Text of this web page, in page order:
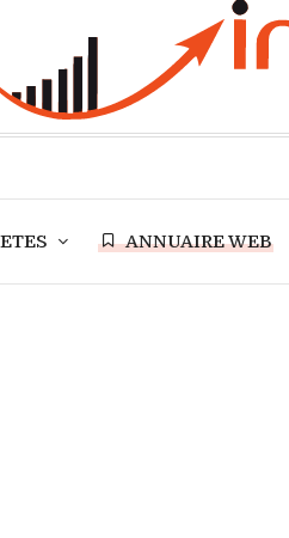
ANNUAIRE WEB